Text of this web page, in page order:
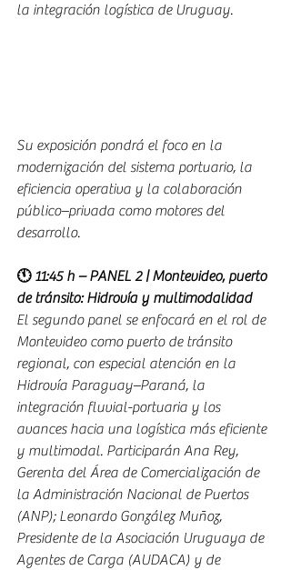
la integración logística de Uruguay.
Su exposición pondrá el foco en la
modernización del sistema portuario, la
eficiencia operativa y la colaboración
público–privada como motores del
desarrollo.
🕚 11:45 h – PANEL 2 | Montevideo, puerto
de tránsito: Hidrovía y multimodalidad
El segundo panel se enfocará en el rol de
Montevideo como puerto de tránsito
regional, con especial atención en la
Hidrovía Paraguay–Paraná, la
integración fluvial-portuaria y los
avances hacia una logística más eficiente
y multimodal. Participarán Ana Rey,
Gerenta del Área de Comercialización de
la Administración Nacional de Puertos
(ANP); Leonardo González Muñoz,
Presidente de la Asociación Uruguaya de
Agentes de Carga (AUDACA) y de